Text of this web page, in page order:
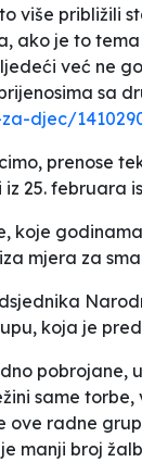
više približili
ako je to
već ne
sa
djec/
prenose
25. februara
koje
mjera za
koja je
same
ove radne
manji broj